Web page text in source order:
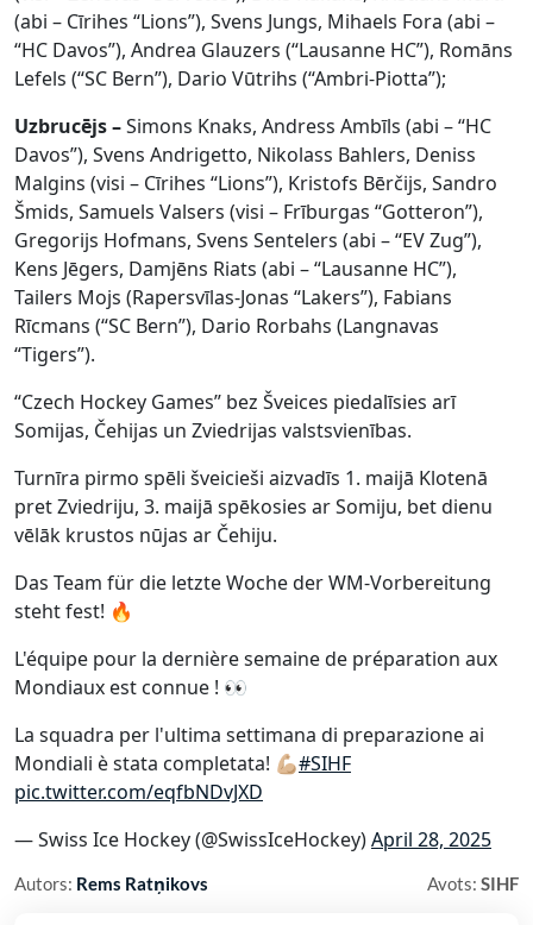
(abi – Cīrihes “Lions”), Svens Jungs, Mihaels Fora (abi –
“HC Davos”), Andrea Glauzers (“Lausanne HC”), Romāns
Lefels (“SC Bern”), Dario Vūtrihs (“Ambri-Piotta”);
Uzbrucējs –Simons Knaks, Andress Ambīls (abi – “HC
Davos”), Svens Andrigetto, Nikolass Bahlers, Deniss
Malgins (visi – Cīrihes “Lions”), Kristofs Bērčijs, Sandro
Šmids, Samuels Valsers (visi – Frīburgas “Gotteron”),
Gregorijs Hofmans, Svens Sentelers (abi – “EV Zug”),
Kens Jēgers, Damjēns Riats (abi – “Lausanne HC”),
Tailers Mojs (Rapersvīlas-Jonas “Lakers”), Fabians
Rīcmans (“SC Bern”), Dario Rorbahs (Langnavas
“Tigers”).
“Czech Hockey Games” bez Šveices piedalīsies arī
Somijas, Čehijas un Zviedrijas valstsvienības.
Turnīra pirmo spēli šveicieši aizvadīs 1. maijā Klotenā
pret Zviedriju, 3. maijā spēkosies ar Somiju, bet dienu
vēlāk krustos nūjas ar Čehiju.
Das Team für die letzte Woche der WM-Vorbereitung
steht fest! 🔥
L'équipe pour la dernière semaine de préparation aux
Mondiaux est connue ! 👀
La squadra per l'ultima settimana di preparazione ai
Mondiali è stata completata! 💪🏼#SIHF
pic.twitter.com/eqfbNDvJXD
— Swiss Ice Hockey (@SwissIceHockey)April 28, 2025
Autors: Rems Ratņikovs Avots: SIHF